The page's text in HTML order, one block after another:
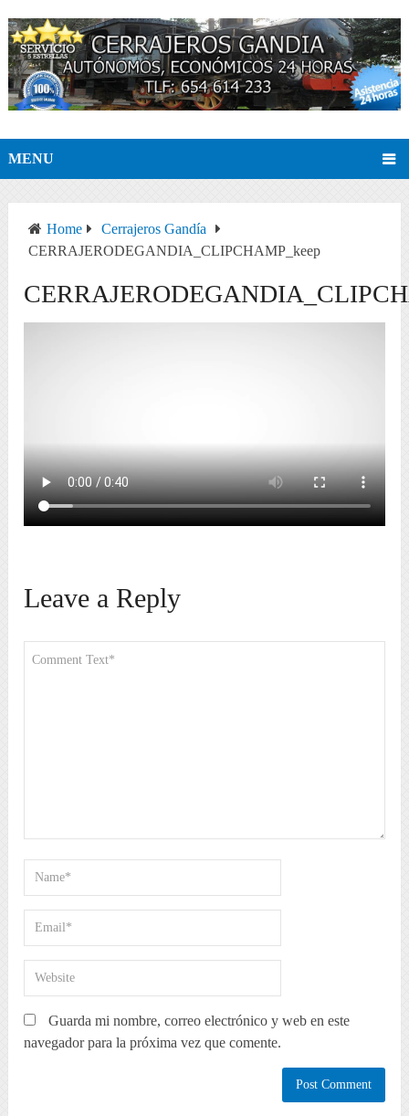
MENU
Home
Cerrajeros Gandía
CERRAJERODEGANDIA_CLIPCHAMP_keep
Leave a Reply
Guarda mi nombre, correo electrónico y web en este
navegador para la próxima vez que comente.